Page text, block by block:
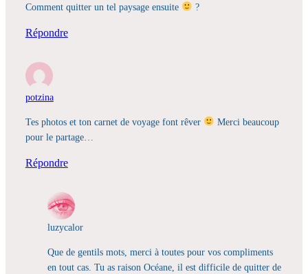
Comment quitter un tel paysage ensuite ?
Répondre
potzina
Tes photos et ton carnet de voyage font rêver
Merci beaucoup
pour le partage…
Répondre
luzycalor
Que de gentils mots, merci à toutes pour vos compliments
en tout cas. Tu as raison Océane, il est difficile de quitter de